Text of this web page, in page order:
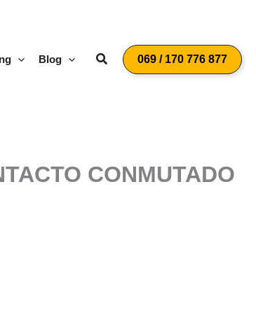
Blog Suchen069 / 170 776 877
CONMUTADO